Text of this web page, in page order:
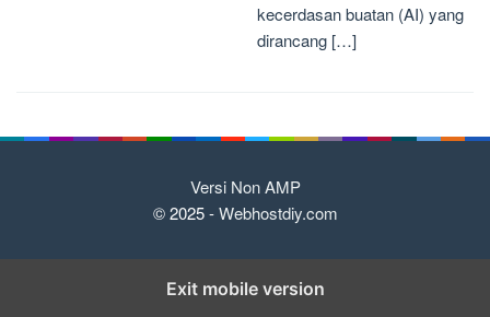
kecerdasan buatan (AI) yang
dirancang […]
Versi Non AMP
© 2025 -Webhostdiy.com
Exit mobile version